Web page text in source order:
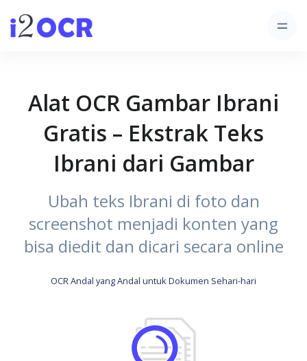
Alat OCR Gambar Ibrani
Gratis – Ekstrak Teks
Ibrani dari Gambar
Ubah teks Ibrani di foto dan
screenshot menjadi konten yang
bisa diedit dan dicari secara online
OCR Andal yang Andal untuk Dokumen Sehari-hari